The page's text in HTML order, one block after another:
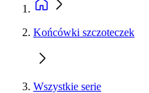
Końcówki szczoteczek
Wszystkie serie